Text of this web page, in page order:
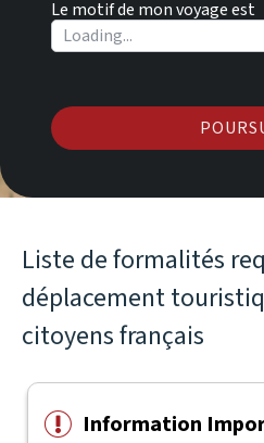
Le motif de mon voyage est
Liste de formalités
déplacement
citoyens français
Information